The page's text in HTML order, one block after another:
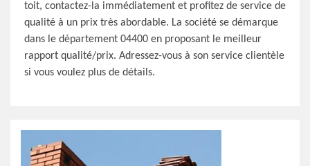
toit, contactez-la immédiatement et profitez de service de
qualité à un prix très abordable. La société se démarque
dans le département 04400 en proposant le meilleur
rapport qualité/prix. Adressez-vous à son service clientèle
si vous voulez plus de détails.